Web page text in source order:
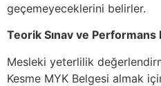
geçemeyeceklerini belirler.
Teorik Sınav ve
Mesleki yeterlilik
Kesme MYK Belgesi almak